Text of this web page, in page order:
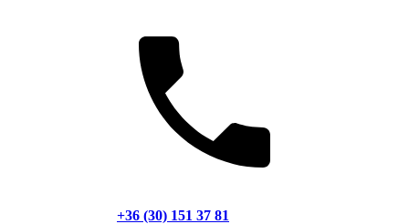
+36 (30) 151 37 81